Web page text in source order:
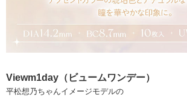
Viewm1day（ビュームワンデー）
平松想乃ちゃんイメージモデルの